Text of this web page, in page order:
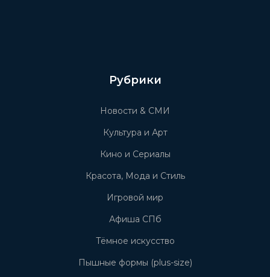
Рубрики
Новости & СМИ
Культура и Арт
Кино и Сериалы
Красота, Мода и Стиль
Игровой мир
Афиша СПб
Тёмное искусство
Пышные формы (plus-size)